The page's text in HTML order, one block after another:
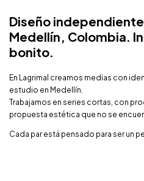
Diseño
Medellín, Colombia.
bonito.
En Lagrimal creamos medias con
estudio en Medellín.
Trabajamos en series cortas, con
propuesta estética que no se
Cada par está pensado para ser un